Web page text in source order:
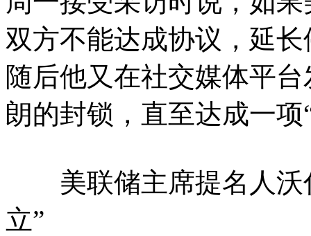
双方不能达成协议，延
随后他又在社交媒体平
朗的封锁，直至达成一项
美联储主席提名人沃
立”